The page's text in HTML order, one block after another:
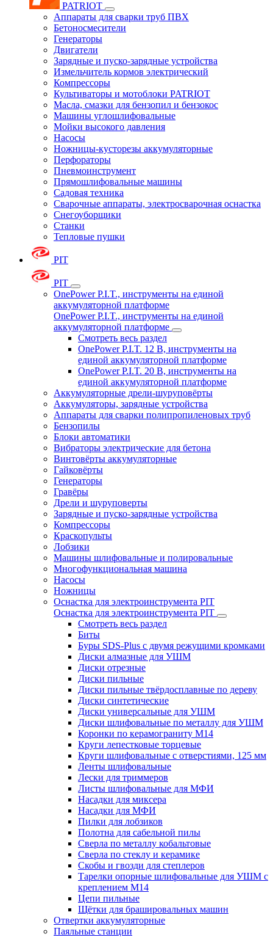
PATRIOT
Аппараты для сварки труб ПВХ
Бетоносмесители
Генераторы
Двигатели
Зарядные и пуско-зарядные устройства
Измельчитель кормов электрический
Компрессоры
Культиваторы и мотоблоки PATRIOT
Масла, смазки для бензопил и бензокос
Машины углошлифовальные
Мойки высокого давления
Насосы
Ножницы-кусторезы аккумуляторные
Перфораторы
Пневмоинструмент
Прямошлифовальные машины
Садовая техника
Сварочные аппараты, электросварочная оснастка
Снегоуборщики
Станки
Тепловые пушки
PIT
PIT
OnePower P.I.T., инструменты на единой
аккумуляторной платформе
OnePower P.I.T., инструменты на единой
аккумуляторной платформе
Смотреть весь раздел
OnePower P.I.T. 12 В, инструменты на
единой аккумуляторной платформе
OnePower P.I.T. 20 В, инструменты на
единой аккумуляторной платформе
Аккумуляторные дрели-шуруповёрты
Аккумуляторы, зарядные устройства
Аппараты для сварки полипропиленовых труб
Бензопилы
Блоки автоматики
Вибраторы электрические для бетона
Винтовёрты аккумуляторные
Гайковёрты
Генераторы
Гравёры
Дрели и шуруповерты
Зарядные и пуско-зарядные устройства
Компрессоры
Краскопульты
Лобзики
Машины шлифовальные и полировальные
Многофункциональная машина
Насосы
Ножницы
Оснастка для электроинструмента PIT
Оснастка для электроинструмента PIT
Смотреть весь раздел
Биты
Буры SDS-Plus c двумя режущими кромками
Диски алмазные для УШМ
Диски отрезные
Диски пильные
Диски пильные твёрдосплавные по дереву
Диски синтетические
Диски универсальные для УШМ
Диски шлифовальные по металлу для УШМ
Коронки по керамограниту M14
Круги лепестковые торцевые
Круги шлифовальные с отверстиями, 125 мм
Ленты шлифовальные
Лески для триммеров
Листы шлифовальные для МФИ
Насадки для миксера
Насадки для МФИ
Пилки для лобзиков
Полотна для сабельной пилы
Сверла по металлу кобальтовые
Сверла по стеклу и керамике
Скобы и гвозди для степлеров
Тарелки опорные шлифовальные для УШМ с
креплением М14
Цепи пильные
Щётки для брашировальных машин
Отвертки аккумуляторные
Паяльные станции